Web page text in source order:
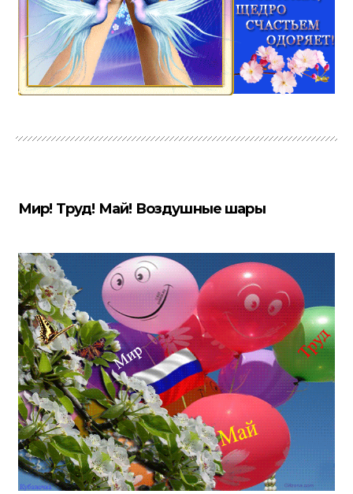
Мир! Труд! Май! Воздушные шары